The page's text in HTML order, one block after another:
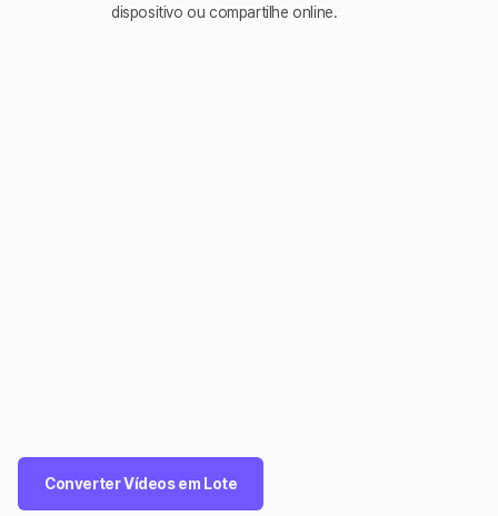
dispositivo ou compartilhe online.
Converter Vídeos em Lote